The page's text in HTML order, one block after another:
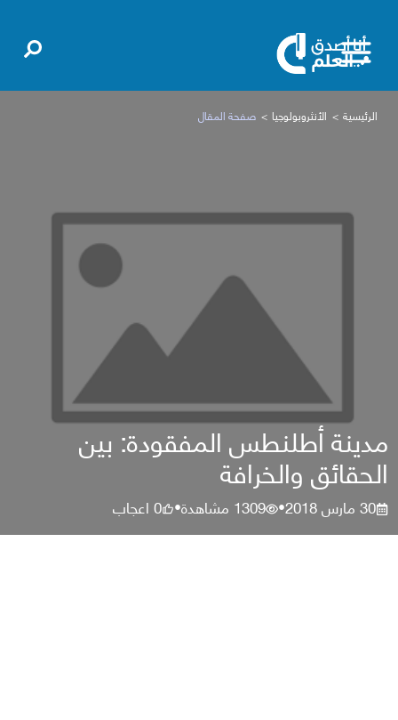
الرئيسية الأنثروبولوجيا صفحة المقال
مدينة أطلنطس المفقودة: بين
الحقائق والخرافة
30 مارس 2018 •
1309 مشاهدة•
0اعجاب